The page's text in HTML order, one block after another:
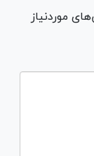
موردنیاز